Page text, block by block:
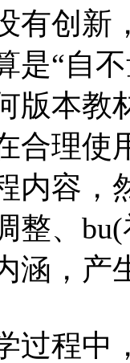
有创新
是“自
版本教
合理使
内容，
整、
涵，产
过程中